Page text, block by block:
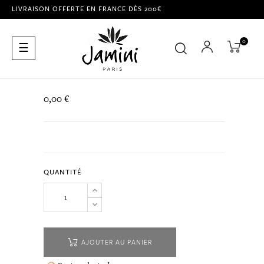
LIVRAISON OFFERTE EN FRANCE DÈS 200€
Basculer
la
☰ 0
0,00 €
QUANTITÉ
AJOUTER AU PANIER